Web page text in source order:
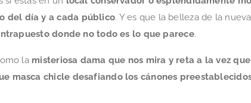
del día y a cada público. Y es que la belleza de la
donde no todo es lo que parece.
la misteriosa dama que nos mira y reta a la vez
masca chicle desafiando los cánones